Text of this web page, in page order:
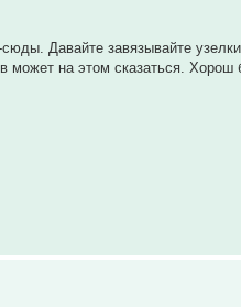
Давайте завязывайте
может на этом сказаться. Хорош